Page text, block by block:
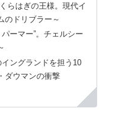
らはぎの王様。現代イ
のドリブラー～
ーマー”。チェルシー
イングランドを担う10
ダウマンの衝撃